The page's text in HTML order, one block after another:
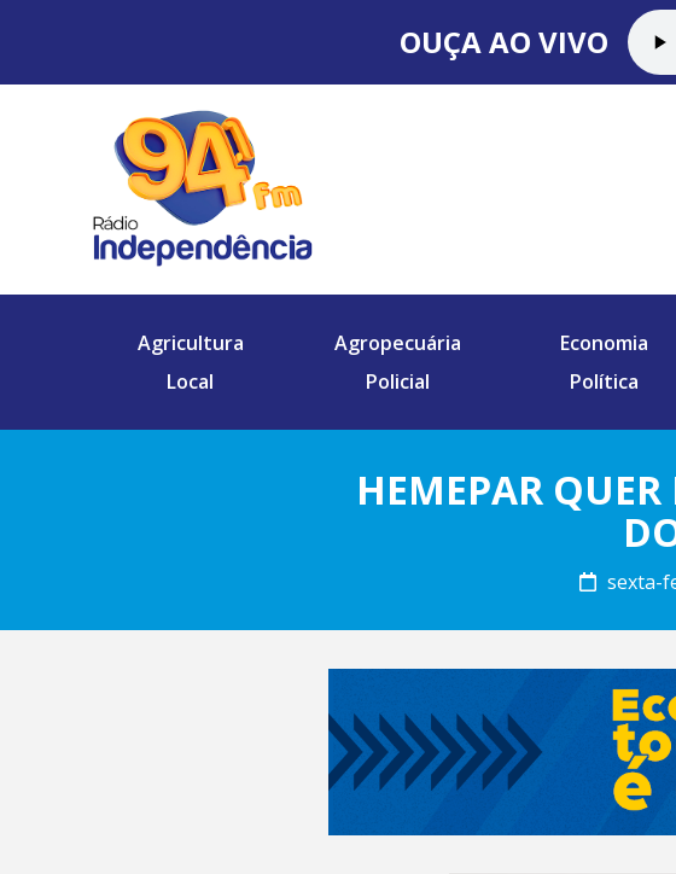
OUÇA AO VIVO
Agricultura Agropecuária Economia
Local
Policial Política
HEMEPAR
sexta-